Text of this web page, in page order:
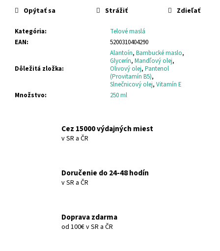
Kategória:
Telové maslá
EAN: 5200310404290
Dôležitá zložka:
Alantoín, Bambucké maslo,
Glycerín, Mandľový olej,
Olivový olej, Pantenol
(Provitamín B5),
Slnečnicový olej, Vitamín E
Množstvo: 250 ml
Opýtať sa Strážiť Zdieľať
Cez 15000 výdajných miest
v SR a ČR
Doručenie do 24-48 hodín
v SR a ČR
Doprava zdarma
od 100€ v SR a ČR
ú
m
SPRCHOVACÍ